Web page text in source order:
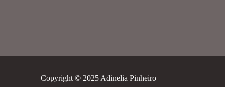
Copyright © 2025 Adinelia Pinheiro